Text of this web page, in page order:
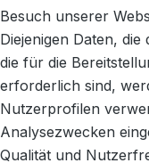
Besuch unserer
Diejenigen Daten,
die für die
erforderlich sind,
Nutzerprofilen
Analysezwecken
Qualität und